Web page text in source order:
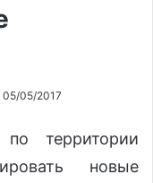
05/05/2017
территории
новые